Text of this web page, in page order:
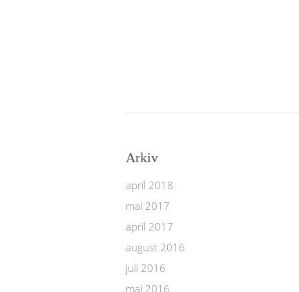
Arkiv
april 2018
mai 2017
april 2017
august 2016
juli 2016
mai 2016